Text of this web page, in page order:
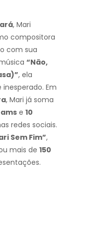
, Mari
compositora
com sua
“Não,
, ela
Em
, Mari já soma
e 10
redes sociais.
Sem Fim”,
mais de 150